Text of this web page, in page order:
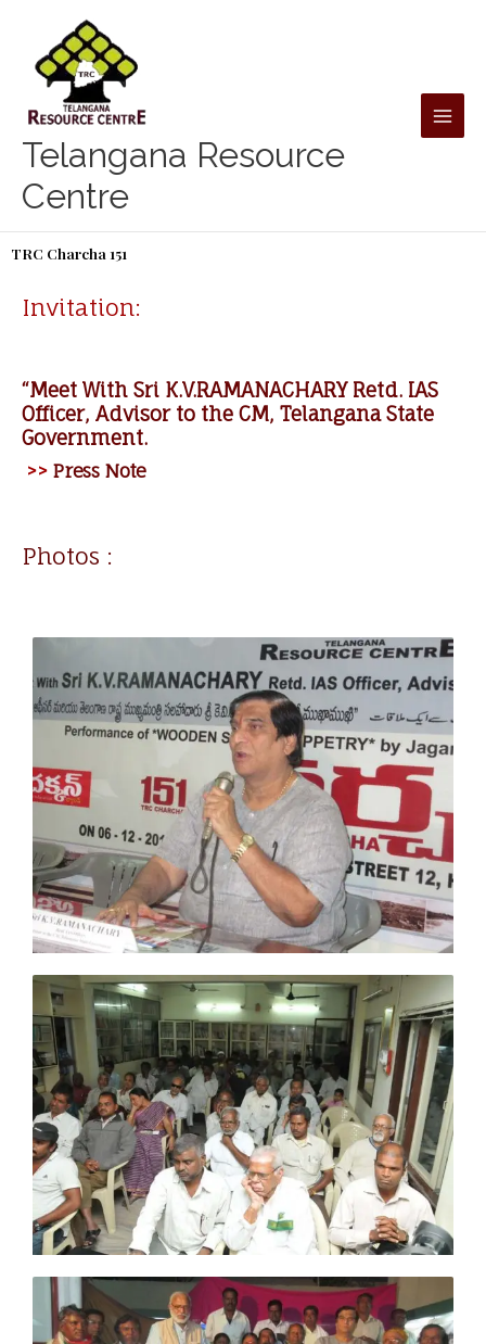
content
Telangana Resource
Centre
TRC Charcha 151
Invitation:
“Meet With Sri K.V.RAMANACHARY Retd. IAS
Officer, Advisor to the CM, Telangana State
Government.
>> Press Note
Photos :